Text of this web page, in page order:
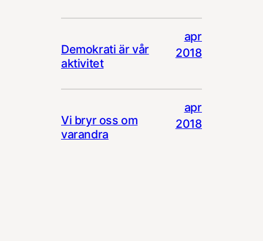
Demokrati är vår
aktivitet
apr
2018
Vi bryr oss om
varandra
apr
2018